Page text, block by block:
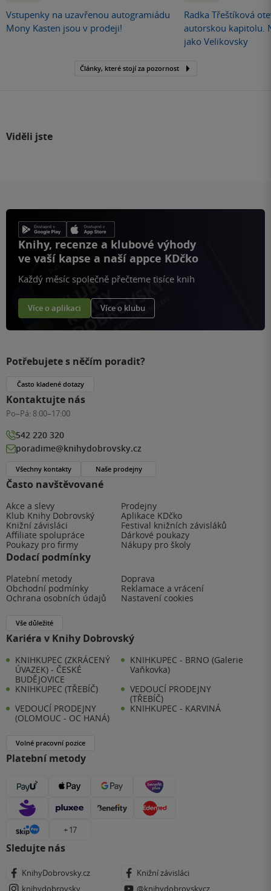
Vstupenky na uzavřenou autogramiádu
Mony Kasten jsou v prodeji!
Radka Třeštíková
autorskou kapitolu.
jako Velikovsky
Články, které stojí za pozornost
Viděli jste
Knihy, recenze a klubové výhody
ve vaší kapse a naší appce KDčko
Každý měsíc společně přečteme tisíce knih
Více o aplikaci Více o klubu
Často navštěvované
Akce a slevy
Prodejny
Klub Knihy Dobrovský
Aplikace KDčko
Knižní závisláci
Festival knižních závisláků
Affiliate spolupráce
Dárkové poukazy
Poukazy pro firmy
Nákupy pro školy
Dodací podmínky
Platební metody
Doprava
Obchodní podmínky
Reklamace a vrácení
Ochrana osobních údajů
Nastavení cookies
Vše důležité
Kariéra v Knihy Dobrovský
KNIHKUPEC (ZKRÁCENÝ
ÚVAZEK) - ČESKÉ
BUDĚJOVICE
KNIHKUPEC - BRNO (Galerie
Vaňkovka)
KNIHKUPEC (TŘEBÍČ)
VEDOUCÍ PRODEJNY
(TŘEBÍČ)
VEDOUCÍ PRODEJNY
(OLOMOUC - OC HANÁ)
KNIHKUPEC - KARVINÁ
Volné pracovní pozice
Platební metody
+ 17
Sledujte nás
KnihyDobrovsky.cz
Knižní závisláci
knihydobrovsky
@knihydobrovskycz
Potřebujete s něčím poradit?
Často kladené dotazy
Kontaktujte nás
Po–Pá: 8:00–17:00
542 220 320
poradime@knihydobrovsky.cz
Všechny kontakty Naše prodejny